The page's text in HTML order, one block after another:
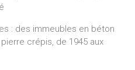
: des immeubles en béton
crépis, de 1945 aux